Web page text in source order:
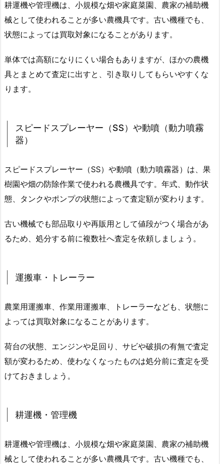
耕運機や管理機は、小規模な畑や家庭菜園、農家の補助機
械として使われることが多い農機具です。古い機種でも、
状態によっては買取対象になることがあります。
単体では高額になりにくい場合もありますが、ほかの農機
具とまとめて査定に出すと、引き取りしてもらいやすくな
ります。
スピードスプレーヤー（SS）や動噴（動力噴霧
器）
スピードスプレーヤー（SS）や動噴（動力噴霧器）は、果
樹園や畑の防除作業で使われる農機具です。年式、動作状
態、タンクやポンプの状態によって査定額が変わります。
古い機械でも部品取りや再販用として値段がつく場合があ
るため、処分する前に複数社へ査定を依頼しましょう。
運搬車・トレーラー
農業用運搬車、作業用運搬車、トレーラーなども、状態に
よっては買取対象になることがあります。
荷台の状態、エンジンや足回り、サビや破損の有無で査定
額が変わるため、使わなくなったものは処分前に査定を受
けておきましょう。
耕運機・管理機
耕運機や管理機は、小規模な畑や家庭菜園、農家の補助機
械として使われることが多い農機具です。古い機種でも、